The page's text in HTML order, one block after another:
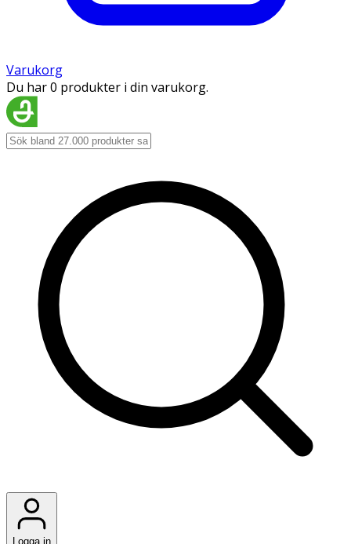
Varukorg
Du har 0 produkter i din varukorg.
Logga in